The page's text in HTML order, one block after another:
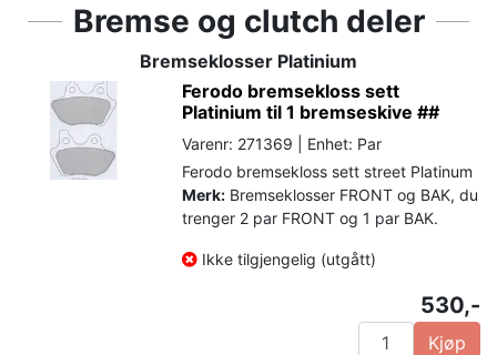
Bremse og clutch deler
Bremseklosser Platinium
Ferodo bremsekloss sett
Platinium til 1 bremseskive ##
Varenr: 271369 | Enhet: Par
Ferodo bremsekloss sett street Platinum
Merk: Bremseklosser FRONT og BAK, du
trenger 2 par FRONT og 1 par BAK.
Ikke tilgjengelig (utgått)
530,-
Kjøp